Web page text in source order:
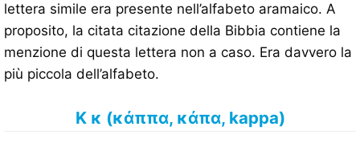
lettera simile era presente nell’alfabeto aramaico. A
proposito, la citata citazione della Bibbia contiene la
menzione di questa lettera non a caso. Era davvero la
più piccola dell’alfabeto.
Κ κ (κάππα, κάπα, kappa)